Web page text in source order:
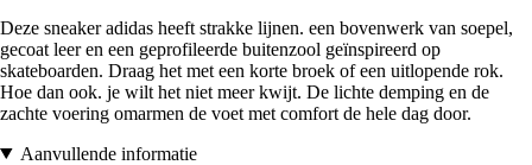
Deze sneaker adidas heeft strakke lijnen. een bovenwerk van soepel,
gecoat leer en een geprofileerde buitenzool geïnspireerd op
skateboarden. Draag het met een korte broek of een uitlopende rok.
Hoe dan ook. je wilt het niet meer kwijt. De lichte demping en de
zachte voering omarmen de voet met comfort de hele dag door.
Aanvullende informatie